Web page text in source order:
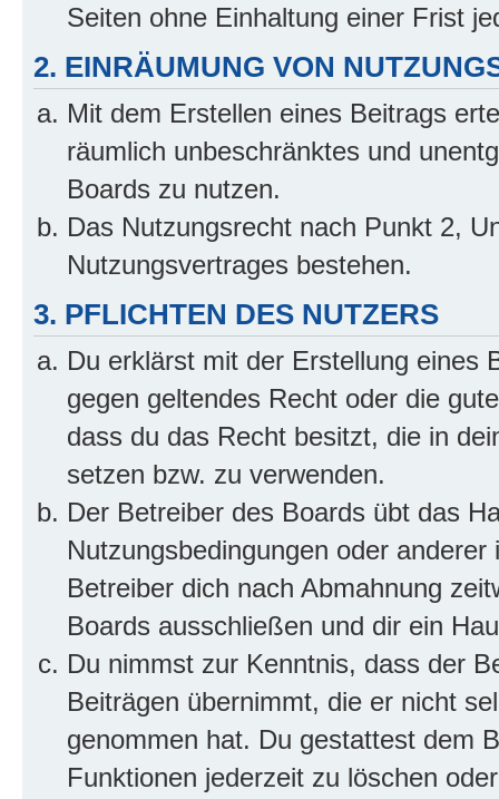
Seiten ohne Einhaltung einer Frist
2. EINRÄUMUNG VON
Mit dem Erstellen eines Beitrags
räumlich unbeschränktes und
Boards zu nutzen.
Das Nutzungsrecht nach Punkt 2,
Nutzungsvertrages bestehen.
3. PFLICHTEN DES NUTZERS
Du erklärst mit der Erstellung eines
gegen geltendes Recht oder die
dass du das Recht besitzt, die in
setzen bzw. zu verwenden.
Der Betreiber des Boards übt das
Nutzungsbedingungen oder
Betreiber dich nach Abmahnung
Boards ausschließen und dir ein
Du nimmst zur Kenntnis, dass der
Beiträgen übernimmt, die er nicht
genommen hat. Du gestattest dem
Funktionen jederzeit zu löschen